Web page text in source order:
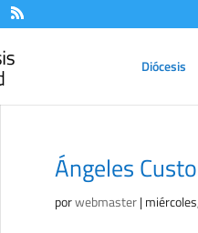
Diócesis
Ángeles
porwebmaster|